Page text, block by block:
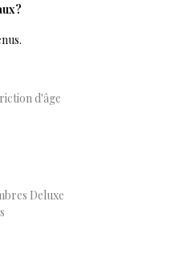
d'âge
Deluxe